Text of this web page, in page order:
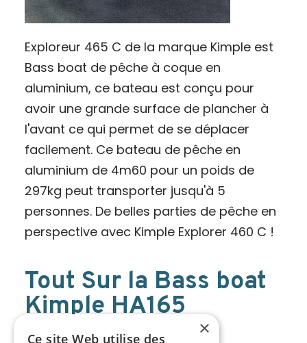
Exploreur 465 C de la marque Kimple est
Bass boat de pêche à coque en
aluminium, ce bateau est conçu pour
avoir une grande surface de plancher à
l'avant ce qui permet de se déplacer
facilement. Ce bateau de pêche en
aluminium de 4m60 pour un poids de
297kg peut transporter jusqu'à 5
personnes. De belles parties de pêche en
perspective avec Kimple Explorer 460 C !
Tout Sur la Bass boat
Kimple HA165
×
Ce site Web utilise des